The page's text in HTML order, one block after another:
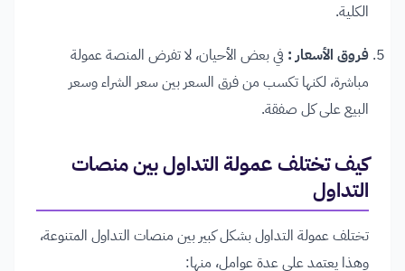
الكلية.
فروق الأسعار : في بعض الأحيان، لا تفرض المنصة عمولة
مباشرة، لكنها تكسب من فرق السعر بين سعر الشراء وسعر
البيع على كل صفقة.
كيف تختلف عمولة التداول بين منصات
التداول
تختلف عمولة التداول بشكل كبير بين منصات التداول المتنوعة،
وهذا يعتمد على عدة عوامل، منها: